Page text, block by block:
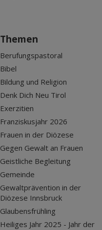
Themen
Berufungspastoral
Bibel
Bildung und Religion
Denk Dich Neu Tirol
Exerzitien
Franziskusjahr 2026
Frauen in der Diözese
Gegen Gewalt an Frauen
Geistliche Begleitung
Gemeinde
Gewaltprävention in der
Diözese Innsbruck
Glaubensfrühling
Heiliges Jahr 2025 - Jahr der